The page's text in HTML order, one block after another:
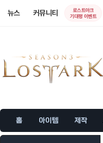
뉴스 커뮤니티
로스트아크
기대평 이벤트
홈 아이템 제작